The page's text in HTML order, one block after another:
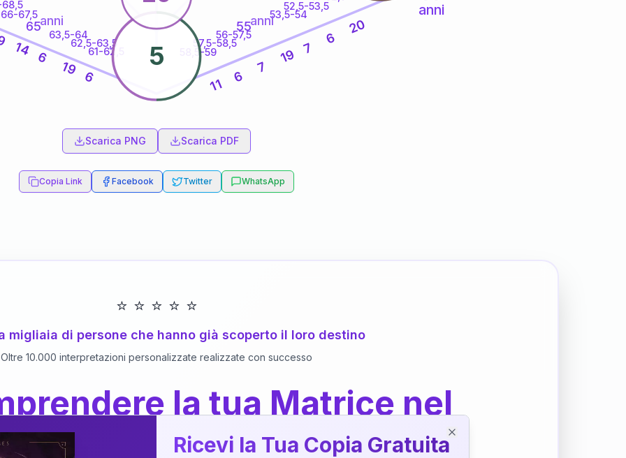
anni
anni
52,5-53,5
53,5-54
56-57,5
57,5-58,5
58,5-59
61-62,5
62,5-63,5
63,5-64
66-67,5
68,5
20
6
7
19
7
6
11
6
19
6
14 5
55anni
65anni
Scarica PNG Scarica PDF
Copia Link Facebook Twitter WhatsApp
⭐ ⭐ ⭐ ⭐ ⭐
migliaia di persone che hanno già scoperto il loro destino
Oltre 10.000 interpretazioni personalizzate realizzate con successo
la tua Matrice nel
dettaglio?
del Libro
Ricevi la Tua Copia Gratuita